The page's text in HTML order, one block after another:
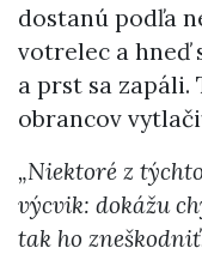
dostanú podľa
votrelec a hneď
a prst sa zapáli.
obrancov
„Niektoré z
výcvik: dokážu
tak ho